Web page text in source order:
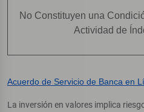
No Constituyen una
Actividad de
Acuerdo de Servicio de Banca en
La inversión en valores implica